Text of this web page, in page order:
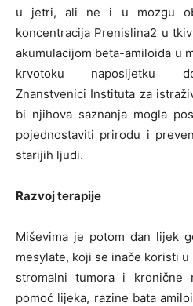
u jetri, ali ne i u mozgu
koncentracija Prenislina2 u
akumulacijom beta-amiloida u
krvotoku naposljetku
Znanstvenici Instituta za
bi njihova saznanja mogla
pojednostaviti prirodu i
starijih ljudi.
Razvoj terapije
Miševima je potom dan lijek
mesylate, koji se inače koristi
stromalni tumora i kronične
pomoć lijeka, razine bata